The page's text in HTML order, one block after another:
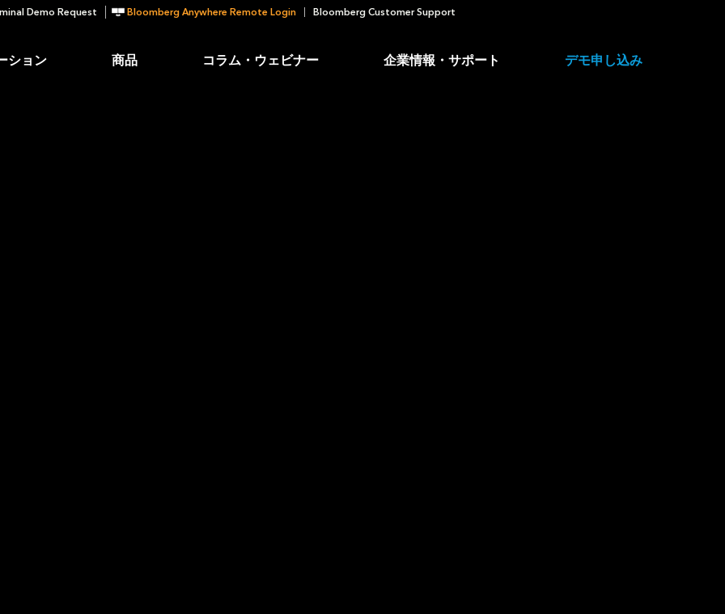
Demo Request Bloomberg Anywhere Remote Login Bloomberg Customer Support
ション 商品 コラム・ウェビナー 企業情報・サポート デモ申し込み